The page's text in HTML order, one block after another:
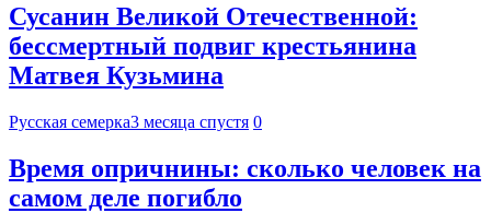
Сусанин Великой Отечественной:
бессмертный подвиг крестьянина
Матвея Кузьмина
Русская семерка3 месяца спустя 0
Время опричнины: сколько человек на
самом деле погибло